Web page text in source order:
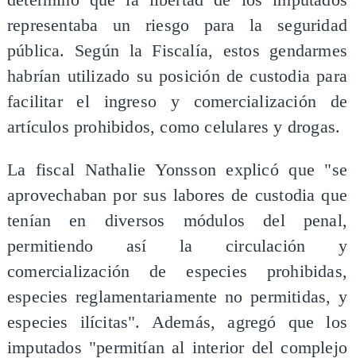
representaba un riesgo para la seguridad
pública. Según la Fiscalía, estos gendarmes
habrían utilizado su posición de custodia para
facilitar el ingreso y comercialización de
artículos prohibidos, como celulares y drogas.
La fiscal Nathalie Yonsson explicó que "se
aprovechaban por sus labores de custodia que
tenían en diversos módulos del penal,
permitiendo así la circulación y
comercialización de especies prohibidas,
especies reglamentariamente no permitidas, y
especies ilícitas". Además, agregó que los
imputados "permitían al interior del complejo